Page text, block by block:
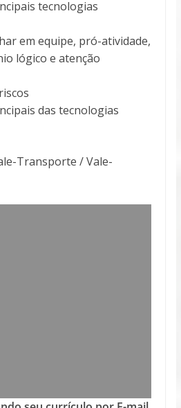
tecnologias
em equipe, pró-atividade,
lógico e atenção
das tecnologias
Transporte / Vale-